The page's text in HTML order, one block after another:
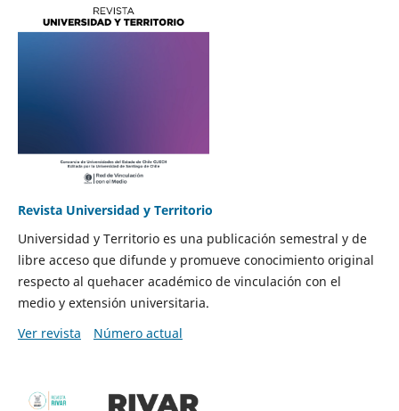
Revista Universidad y Territorio
Universidad y Territorio es una publicación semestral y de
libre acceso que difunde y promueve conocimiento original
respecto al quehacer académico de vinculación con el
medio y extensión universitaria.
Ver revista
Número actual